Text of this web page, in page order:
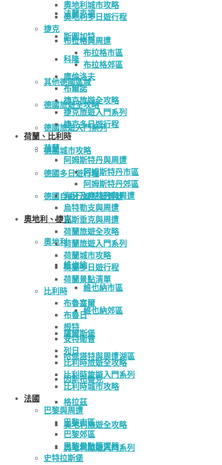
法蘭克福
斯圖加特
科隆
其他德國區域
德國旅遊全攻略
德國旅遊入門系列
德國城市攻略
德國多日遊行程
德國自由行遊記篩選器
奧地利、捷克
奧地利
維也納
維也納市區
維也納郊區
薩爾斯堡
哈修塔特與周遭湖區
因斯布魯克
格拉茲
奧地利旅遊全攻略
奧地利旅遊入門系列
奧地利城市攻略
奧地利多日遊行程
捷克
布拉格與周遭
布拉格市區
布拉格郊區
庫倫洛夫
布爾諾
捷克旅遊全攻略
捷克旅遊入門系列
捷克多日遊行程
荷蘭、比利時
荷蘭
阿姆斯特丹與周遭
阿姆斯特丹市區
阿姆斯特丹郊區
海牙及鹿特丹與周遭
烏特勒支與周遭
馬斯垂克與周遭
荷蘭旅遊全攻略
荷蘭旅遊入門系列
荷蘭城市攻略
荷蘭多日遊行程
荷蘭景點清單
比利時
布魯塞爾
布魯日
根特
安特衛普
列日
比利時旅遊全攻略
比利時旅遊入門系列
比利時城市攻略
法國
巴黎與周遭
巴黎市區
巴黎郊區
巴黎景點篩選器
史特拉斯堡